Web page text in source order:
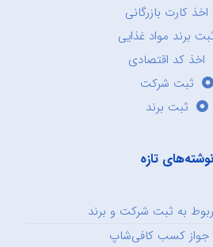
اخذ کارت بازرگانی
برند مواد غذایی
اخذ کد اقتصادی
ثبت شرکت
ثبت برند
نوشته‌های تازه
به ثبت شرکت و برند
جواز کسب کافی‌شاپ